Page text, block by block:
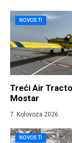
NOVOSTI
Treći Air
Mostar
7. Kolovoza 2026.
NOVOSTI